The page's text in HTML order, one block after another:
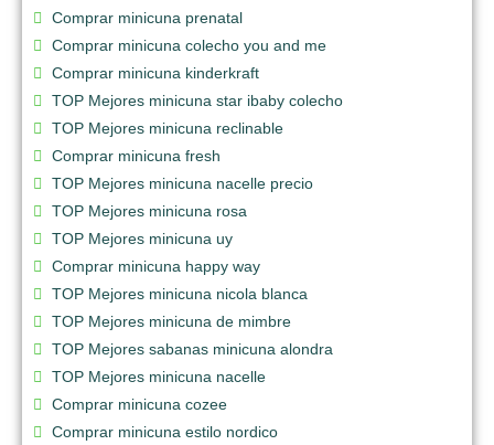
Comprar minicuna prenatal
Comprar minicuna colecho you and me
Comprar minicuna kinderkraft
TOP Mejores minicuna star ibaby colecho
TOP Mejores minicuna reclinable
Comprar minicuna fresh
TOP Mejores minicuna nacelle precio
TOP Mejores minicuna rosa
TOP Mejores minicuna uy
Comprar minicuna happy way
TOP Mejores minicuna nicola blanca
TOP Mejores minicuna de mimbre
TOP Mejores sabanas minicuna alondra
TOP Mejores minicuna nacelle
Comprar minicuna cozee
Comprar minicuna estilo nordico